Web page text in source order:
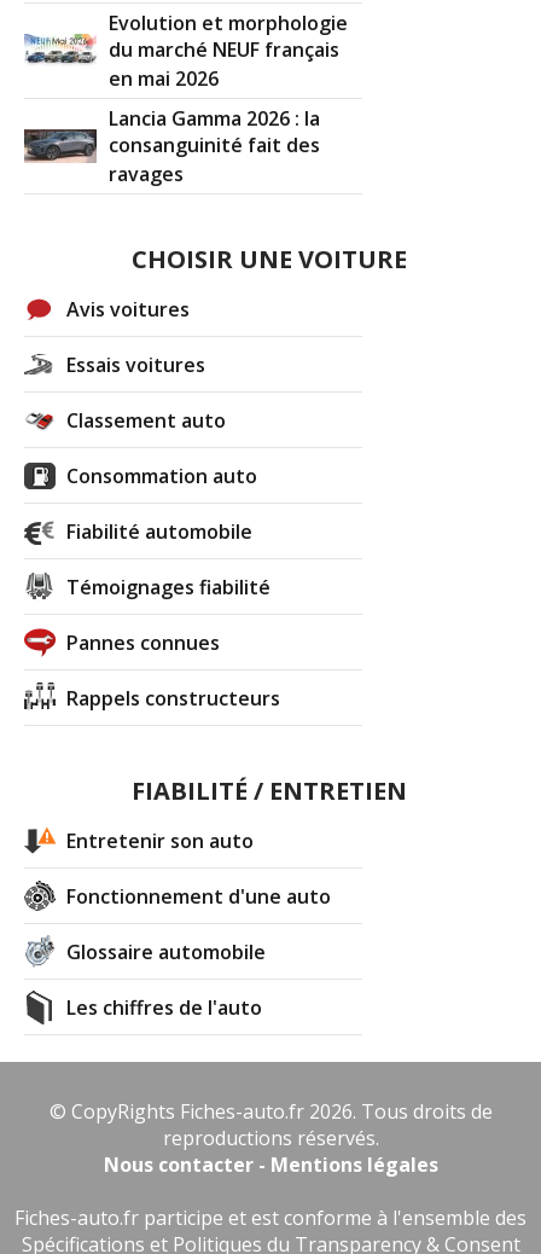
Evolution et morphologie
du marché NEUF français
en mai 2026
Lancia Gamma 2026 : la
consanguinité fait des
ravages
CHOISIR UNE VOITURE
Avis voitures
Essais voitures
Classement auto
Consommation auto
Fiabilité automobile
Témoignages fiabilité
Pannes connues
Rappels constructeurs
FIABILITÉ / ENTRETIEN
Entretenir son auto
Fonctionnement d'une auto
Glossaire automobile
Les chiffres de l'auto
© CopyRights Fiches-auto.fr 2026. Tous droits de
reproductions réservés.
Nous contacter - Mentions légales
Fiches-auto.fr participe et est conforme à l'ensemble des
Spécifications et Politiques du Transparency & Consent